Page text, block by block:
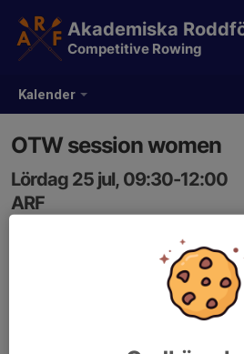
Kalender
Akademiska
Competitive Rowing
OTW session women
Lördag 25 jul, 09:30-12:00
ARF